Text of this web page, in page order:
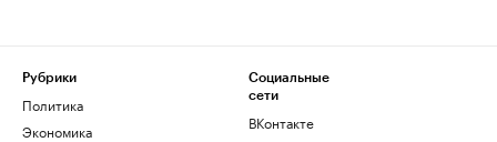
Рубрики
Политика
Экономика
Социальные
сети
ВКонтакте